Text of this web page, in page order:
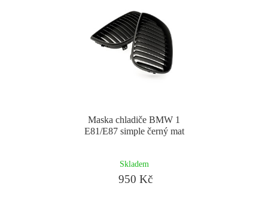
Maska chladiče BMW 1
E81/E87 simple černý mat
Skladem
950 Kč